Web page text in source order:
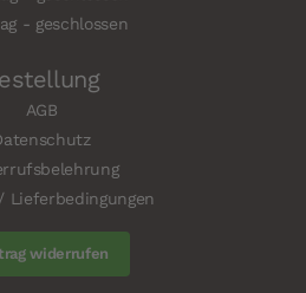
- geschlossen
AGB
Lieferbedingungen
widerrufen